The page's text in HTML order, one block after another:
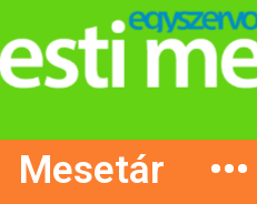
Mesetár •••